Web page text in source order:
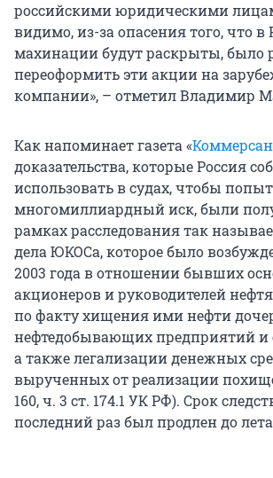
российскими юридическими
видимо, из-за опасения того, что в
махинации будут раскрыты, было
переоформить эти акции на
компании», – отметил Владимир
Как напоминает газета «
доказательства, которые Россия
использовать в судах, чтобы
многомиллиардный иск, были
рамках расследования так
дела ЮКОСа, которое было
2003 года в отношении бывших
акционеров и руководителей
по факту хищения ими нефти
нефтедобывающих предприятий и
а также легализации денежных
вырученных от реализации
160, ч. 3 ст. 174.1 УК РФ). Срок
последний раз был продлен до